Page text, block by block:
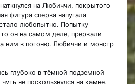
на Любиччи, покрытого
фигура сперва напугала
любопытно. Попытку
он на самом деле, прервали
ним в погоню. Любиччи и монстр
глубоко в тёмной подземной
не поскользнулся на камне,